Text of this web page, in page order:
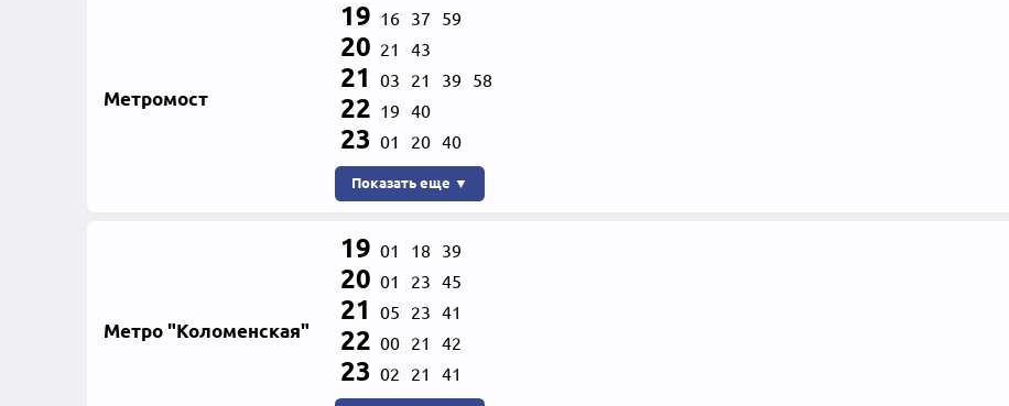
Метромост
19 16 37 59
20 21 43
21 03 21 39 58
22 19 40
23 01 20 40
Показать еще ▼
Метро "Коломенская"
19 01 18 39
20 01 23 45
21 05 23 41
22 00 21 42
23 02 21 41